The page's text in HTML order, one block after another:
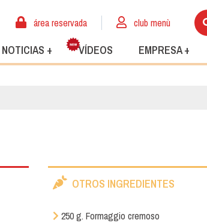
área reservada club menù
NOTICIAS + VÍDEOS EMPRESA +
OTROS INGREDIENTES
250 g. Formaggio cremoso